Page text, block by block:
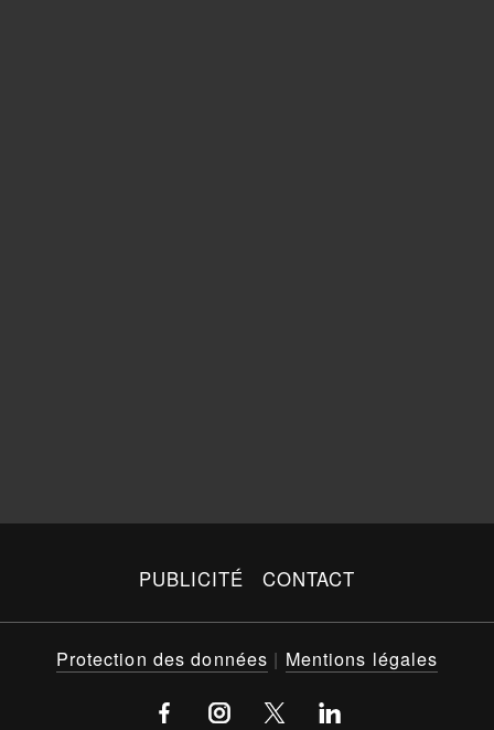
PUBLICITÉ CONTACT
Protection des données | Mentions légales